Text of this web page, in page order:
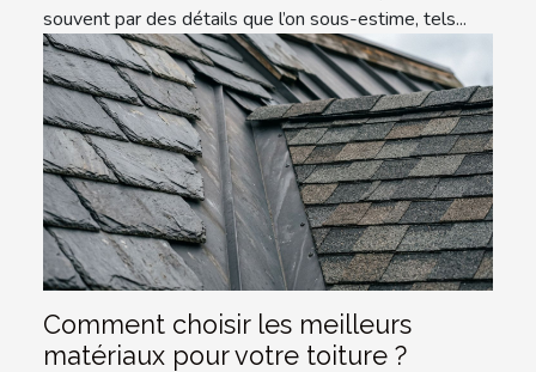
souvent par des détails que l’on sous-estime, tels...
Comment choisir les meilleurs
matériaux pour votre toiture ?